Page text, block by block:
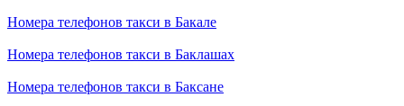
Номера телефонов такси в Бакале
Номера телефонов такси в Баклашах
Номера телефонов такси в Баксане